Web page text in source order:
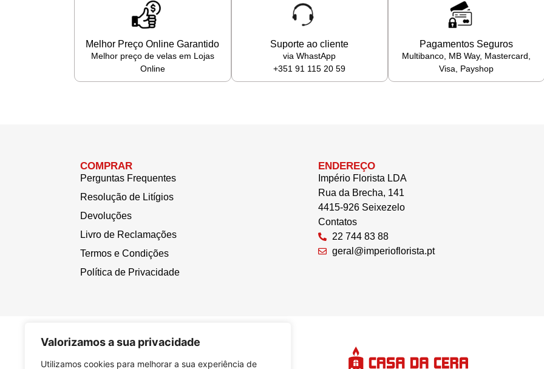
Valorizamos a sua privacidade
Utilizamos cookies para melhorar a sua experiência de
Melhor Preço Online Garantido
Melhor preço de velas em Lojas
Online
Suporte ao cliente
via WhastApp
+351 91 115 20 59
Pagamentos Seguros
Multibanco, MB Way, Mastercard,
Visa, Payshop
COMPRAR
Perguntas Frequentes
Resolução de Litígios
Devoluções
Livro de Reclamações
Termos e Condições
Política de Privacidade
ENDEREÇO
Império Florista LDA
Rua da Brecha, 141
4415-926 Seixezelo
Contatos
22 744 83 88
geral@imperioflorista.pt